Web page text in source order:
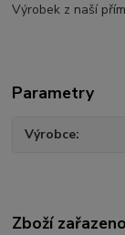
Výrobek z naší
Parametry
Výrobce
Zboží